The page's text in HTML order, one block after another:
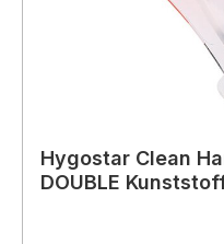
Hygostar Clean
DOUBLE